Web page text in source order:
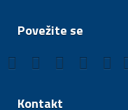
Povežite se
Kontakt